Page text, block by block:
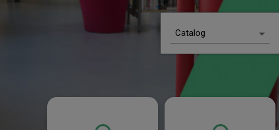
Catalog
Quick search
All
Catalog